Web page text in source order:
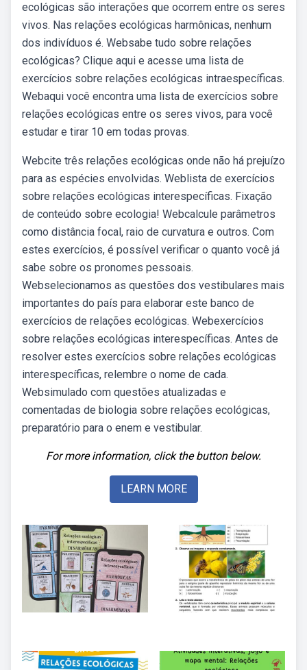
ecológicas são interações que ocorrem entre os seres
vivos. Nas relações ecológicas harmônicas, nenhum
dos indivíduos é. Websabe tudo sobre relações
ecológicas? Clique aqui e acesse uma lista de
exercícios sobre relações ecológicas intraespecíficas.
Webaqui você encontra uma lista de exercícios sobre
relações ecológicas entre os seres vivos, para você
estudar e tirar 10 em todas provas.
Webcite três relações ecológicas onde não há prejuízo
para as espécies envolvidas. Weblista de exercícios
sobre relações ecológicas interespecíficas. Fixação
de conteúdo sobre ecologia! Webcalcule parâmetros
como distância focal, raio de curvatura e outros. Com
estes exercícios, é possível verificar o quanto você já
sabe sobre os pronomes pessoais.
Webselecionamos as questões dos vestibulares mais
importantes do país para elaborar este banco de
exercícios de relações ecológicas. Webexercícios
sobre relações ecológicas interespecíficas. Antes de
resolver estes exercícios sobre relações ecológicas
interespecíficas, relembre o nome de cada.
Websimulado com questões atualizadas e
comentadas de biologia sobre relações ecológicas,
preparatório para o enem e vestibular.
For more information, click the button below.
LEARN MORE